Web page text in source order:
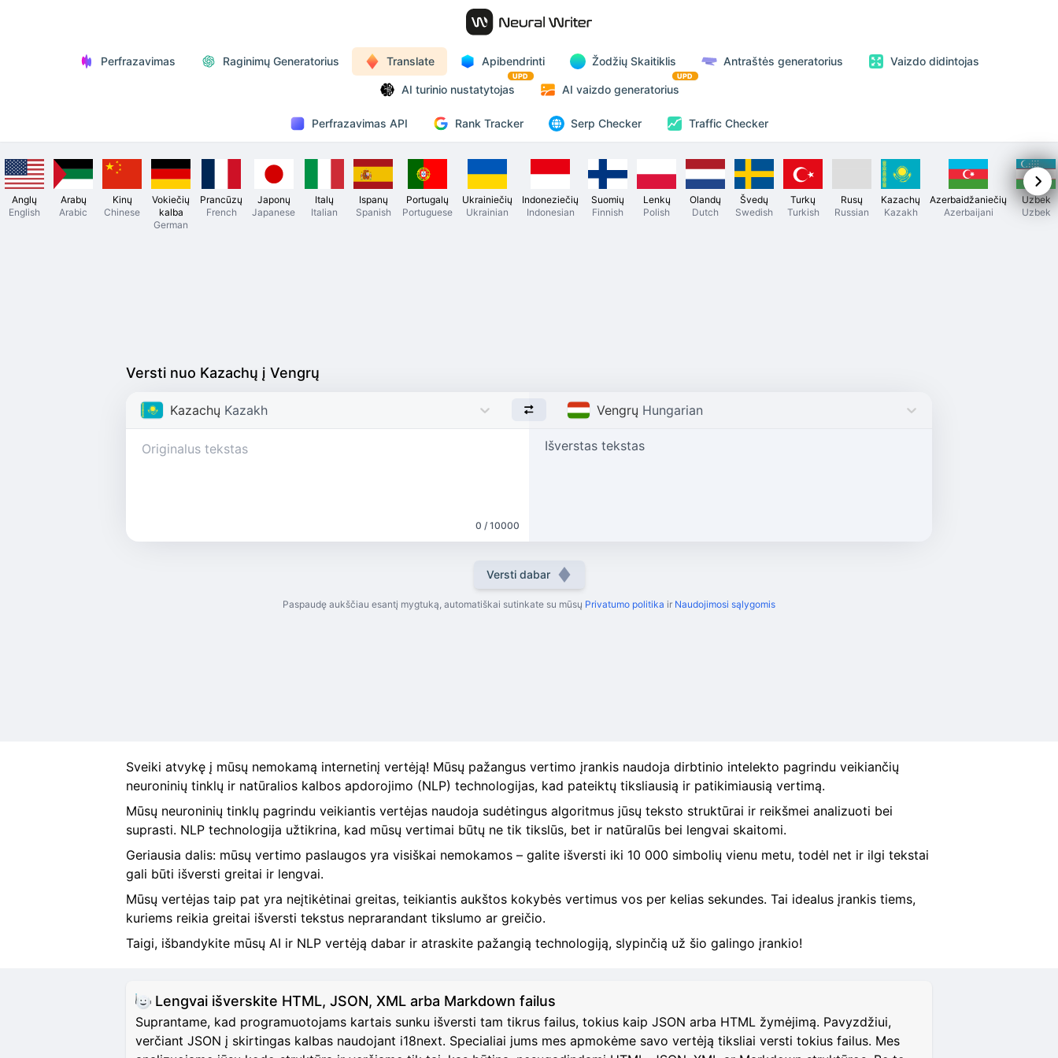
Perfrazavimas Raginimų Generatorius Translate Apibendrinti Žodžių Skaitiklis Antraštės generatorius Vaizdo didintojas
AI turinio nustatytojas
UPD
AI vaizdo generatorius
UPD
Perfrazavimas API Rank Tracker Serp Checker Traffic Checker
Anglų
English
Arabų
Arabic
Kinų
Chinese
Vokiečių
kalba
German
Prancūzų
French
Japonų
Japanese
Italų
Italian
Ispanų
Spanish
Portugalų
Portuguese
Ukrainiečių
Ukrainian
Indoneziečių
Indonesian
Suomių
Finnish
Lenkų
Polish
Olandų
Dutch
Švedų
Swedish
Turkų
Turkish
Rusų
Russian
Kazachų
Kazakh
Azerbaidžaniečių
Azerbaijani
Uzbek
Uzbek
Versti nuo Kazachų į Vengrų
Kazachų Kazakh Vengrų Hungarian
0 / 10000
Išverstas tekstas
Versti dabar
Paspaudę aukščiau esantį mygtuką, automatiškai sutinkate su mūsų Privatumo politika ir Naudojimosi sąlygomis
Sveiki atvykę į mūsų nemokamą internetinį vertėją! Mūsų pažangus vertimo įrankis naudoja dirbtinio intelekto pagrindu veikiančių
neuroninių tinklų ir natūralios kalbos apdorojimo (NLP) technologijas, kad pateiktų tiksliausią ir patikimiausią vertimą.
Mūsų neuroninių tinklų pagrindu veikiantis vertėjas naudoja sudėtingus algoritmus jūsų teksto struktūrai ir reikšmei analizuoti bei
suprasti. NLP technologija užtikrina, kad mūsų vertimai būtų ne tik tikslūs, bet ir natūralūs bei lengvai skaitomi.
Geriausia dalis: mūsų vertimo paslaugos yra visiškai nemokamos – galite išversti iki 10 000 simbolių vienu metu, todėl net ir ilgi tekstai
gali būti išversti greitai ir lengvai.
Mūsų vertėjas taip pat yra neįtikėtinai greitas, teikiantis aukštos kokybės vertimus vos per kelias sekundes. Tai idealus įrankis tiems,
kuriems reikia greitai išversti tekstus neprarandant tikslumo ar greičio.
Taigi, išbandykite mūsų AI ir NLP vertėją dabar ir atraskite pažangią technologiją, slypinčią už šio galingo įrankio!
Lengvai išverskite HTML, JSON, XML arba Markdown failus
Suprantame, kad programuotojams kartais sunku išversti tam tikrus failus, tokius kaip JSON arba HTML žymėjimą. Pavyzdžiui,
verčiant JSON į skirtingas kalbas naudojant i18next. Specialiai jums mes apmokėme savo vertėją tiksliai versti tokius failus. Mes